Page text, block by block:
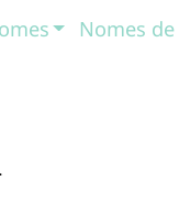
Nomes